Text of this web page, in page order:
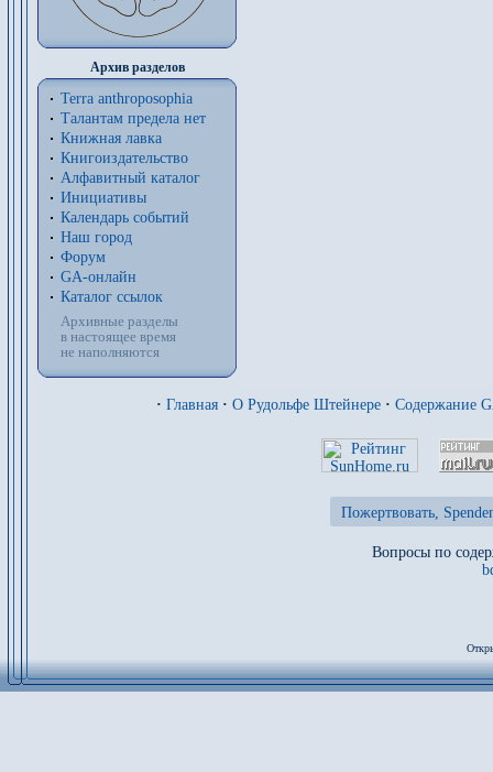
Архив разделов
Terra anthroposophia
Талантам предела нет
Книжная лавка
Книгоиздательство
Алфавитный каталог
Инициативы
Календарь событий
Наш город
Форум
GA-онлайн
Каталог ссылок
Архивные разделы
в настоящее время
не наполняются
· Главная · О Рудольфе Штейнере · Содержание
Пожертвовать,
Вопросы по